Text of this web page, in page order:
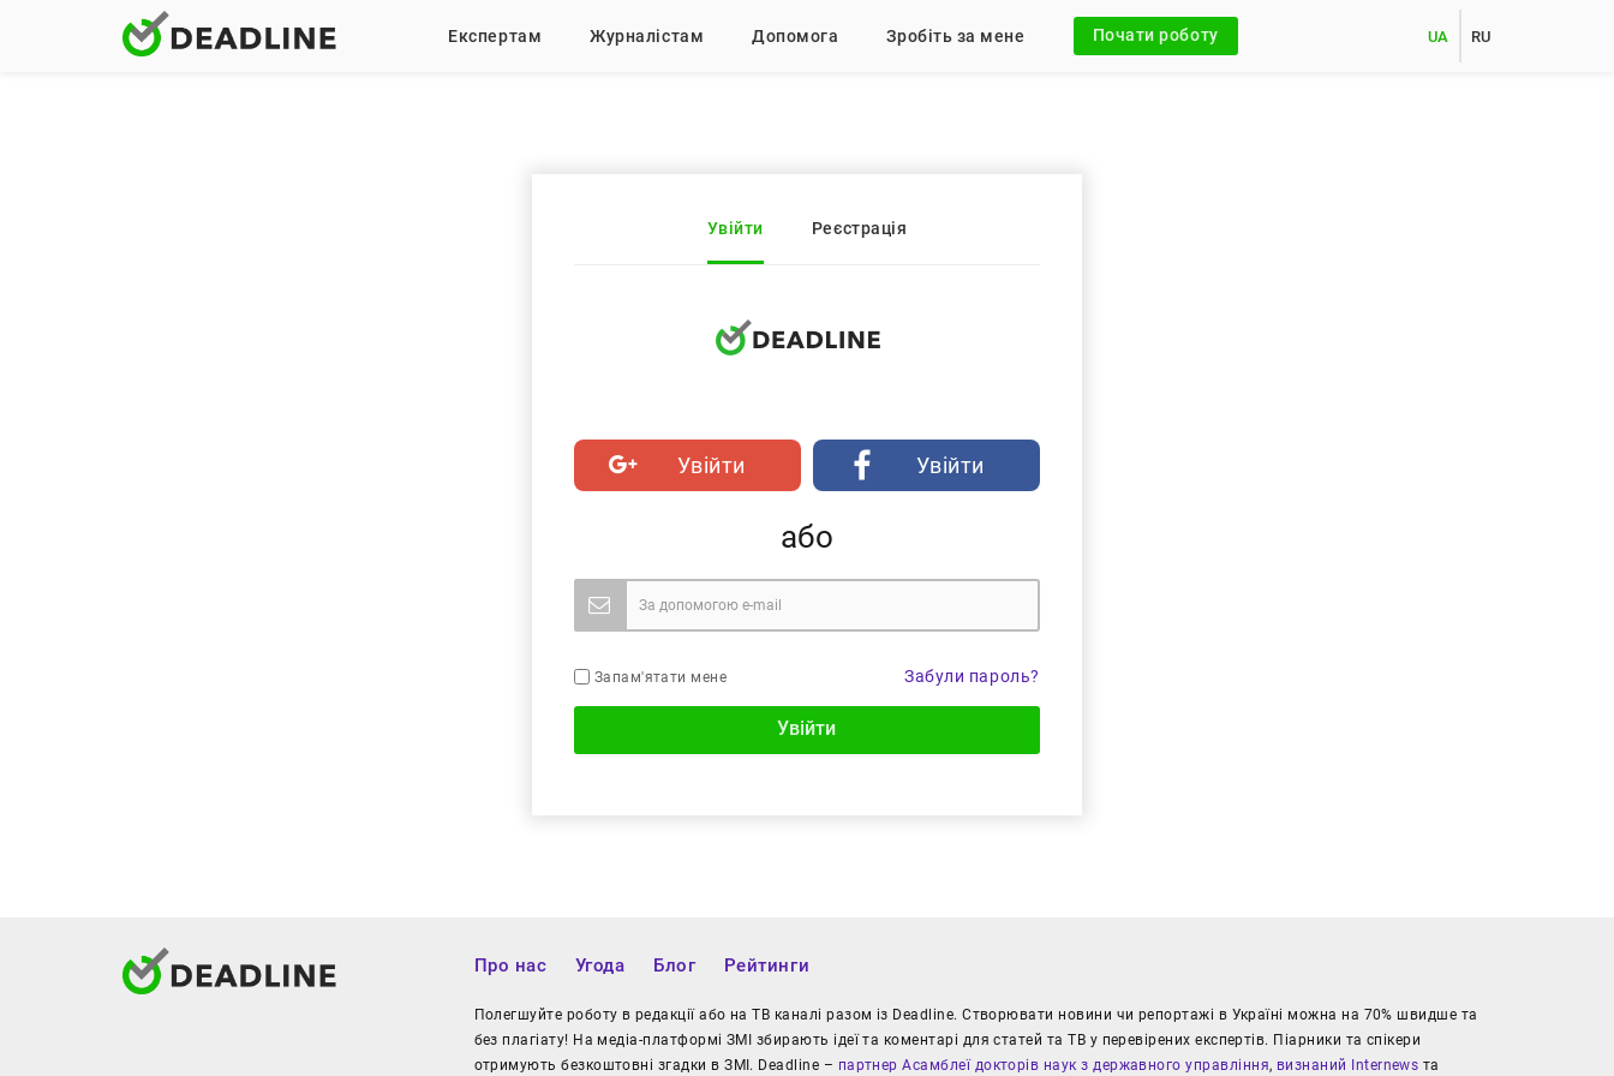
Експертам Журналістам Допомога Зробіть за мене Почати роботу UA RU
Увійти Реєстрація
Увійти Увійти
або
Запам'ятати мене Забули пароль?
Увійти
Про нас Угода Блог Рейтинги
Полегшуйте роботу в редакції або на ТВ каналі разом із Deadline. Створювати новини чи репортажі в Україні можна на 70% швидше та
без плагіату! На медіа-платформі ЗМІ збирають ідеї та коментарі для статей та ТВ у перевірених експертів. Піарники та спікери
отримують безкоштовні згадки в ЗМІ. Deadline – партнер Асамблеї докторів наук з державного управління, визнаний Internews та